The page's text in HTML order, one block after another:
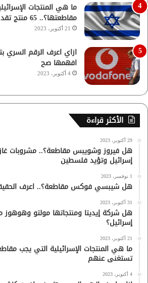
ما هي المنتجات
مقاطعتها؟.. 65 منتج تقدر تستغنى عنهم
21 أكتوبر، 2023
ازاي اعرف الرقم السري
افهمها صح
4 أكتوبر، 2023
الأكثر قراءة
29 أكتوبر، 2023
هل فيروز وشويبس مقاطعة؟.. مشروبات
إسرائيل وتؤيد فلسطين
1 نوفمبر، 2023
هل شيبسي فوكس مقاطعة؟.. اعرف
31 أكتوبر، 2023
هل شركة إيديتا ومنتجاتها مولتو
إسرائيل؟
21 أكتوبر، 2023
تستغنى عنهم
4 أكتوبر، 2023